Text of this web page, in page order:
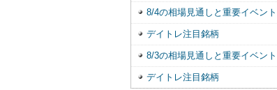
8/4の相場見通しと重要イベント
デイトレ注目銘柄
8/3の相場見通しと重要イベント
デイトレ注目銘柄